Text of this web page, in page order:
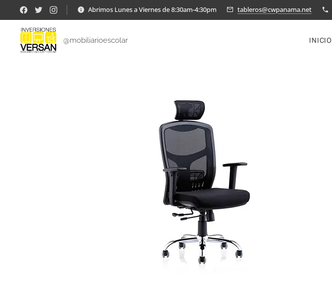
Abrimos Lunes a Viernes de 8:30am-4:30pm tableros@cwpanama.net
@mobiliarioescolar INICIO